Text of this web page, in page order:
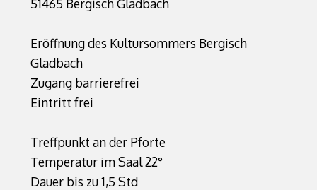
51465 Bergisch Gladbach
Eröffnung des Kultursommers Bergisch
Gladbach
Zugang barrierefrei
Eintritt frei
Treffpunkt an der Pforte
Temperatur im Saal 22°
Dauer bis zu 1,5 Std